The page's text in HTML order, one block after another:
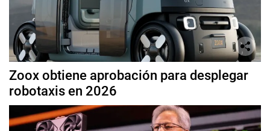
Zoox obtiene aprobación para desplegar
robotaxis en 2026